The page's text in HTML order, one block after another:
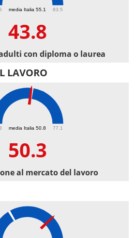
media Italia 55.1 83.5
43.8
con diploma o laurea
LAVORO
media Italia 50.8 77.1
50.3
al mercato del lavoro